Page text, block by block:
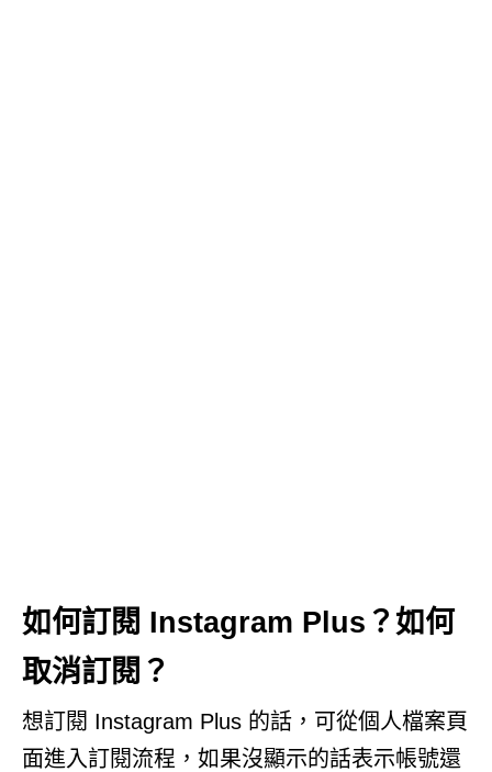
如何訂閱 Instagram Plus？如何
取消訂閱？
想訂閱 Instagram Plus 的話，可從個人檔案頁
面進入訂閱流程，如果沒顯示的話表示帳號還